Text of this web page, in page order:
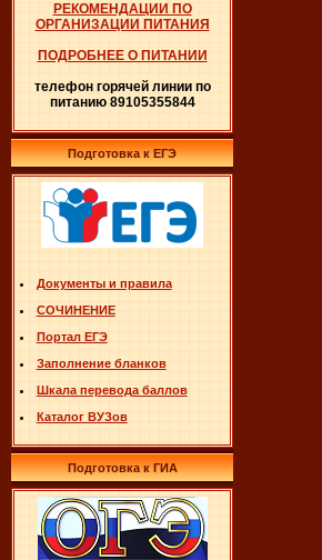
РЕКОМЕНДАЦИИ ПО
ОРГАНИЗАЦИИ ПИТАНИЯ
ПОДРОБНЕЕ О ПИТАНИИ
телефон горячей линии по
питанию 89105355844
Подготовка к ЕГЭ
Документы и правила
СОЧИНЕНИЕ
Портал ЕГЭ
Заполнение бланков
Шкала перевода баллов
Каталог ВУЗов
Подготовка к ГИА